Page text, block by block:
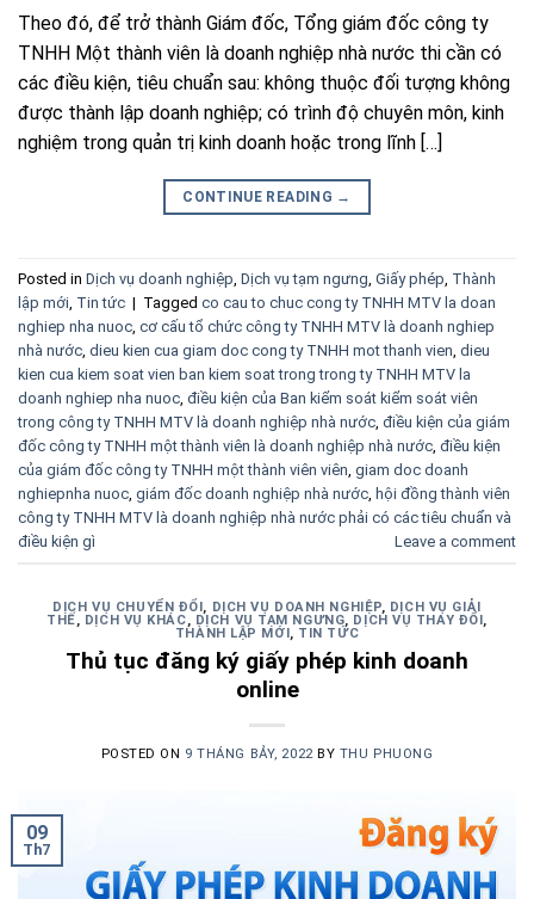
Theo đó, để trở thành Giám đốc, Tổng giám đốc công ty
TNHH Một thành viên là doanh nghiệp nhà nước thi cần có
các điều kiện, tiêu chuẩn sau: không thuộc đối tượng không
được thành lập doanh nghiệp; có trình độ chuyên môn, kinh
nghiệm trong quản trị kinh doanh hoặc trong lĩnh […]
CONTINUE READING →
Posted in Dịch vụ doanh nghiệp Dịch vụ tạm ngưng Giấy phép Thành
lập mới Tin tức | Tagged co cau to chuc cong ty TNHH MTV la doan
nghiep nha nuoc cơ cấu tổ chức công ty TNHH MTV là doanh nghiep
nhà nước dieu kien cua giam doc cong ty TNHH mot thanh vien dieu
kien cua kiem soat vien ban kiem soat trong trong ty TNHH MTV la
doanh nghiep nha nuoc điều kiện của Ban kiểm soát kiểm soát viên
trong công ty TNHH MTV là doanh nghiệp nhà nước điều kiện của giám
đốc công ty TNHH một thành viên là doanh nghiệp nhà nước điều kiện
của giám đốc công ty TNHH một thành viên viên giam doc doanh
nghiepnha nuoc giám đốc doanh nghiệp nhà nước hội đồng thành viên
công ty TNHH MTV là doanh nghiệp nhà nước phải có các tiêu chuẩn và
điều kiện gì
Leave a comment
DỊCH VỤ CHUYỂN ĐỔI , DỊCH VỤ DOANH NGHIỆP, DỊCH VỤ GIẢI
THẾ, DỊCH VỤ KHÁC, DỊCH VỤ TẠM NGƯNG, DỊCH VỤ THAY ĐỔI ,
THÀNH LẬP MỚI , TIN TỨC
Thủ tục đăng ký giấy phép kinh doanh
online
POSTED ON 9 THÁNG BẢY, 2022BY THU PHUONG
09
Th7